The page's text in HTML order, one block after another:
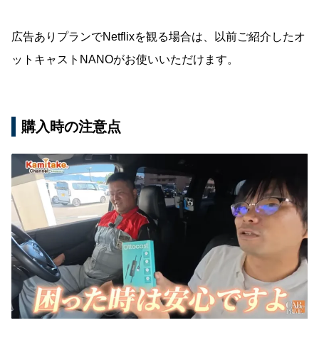
広告ありプランでNetflixを観る場合は、以前ご紹介したオ
ットキャストNANOがお使いいただけます。
購入時の注意点